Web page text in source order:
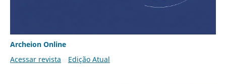
Archeion Online
Acessar revista
Edição Atual